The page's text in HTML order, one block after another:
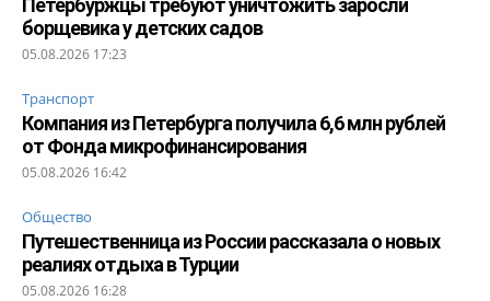
борщевика у детских садов
05.08.2026 17:23
Транспорт
Компания из Петербурга получила 6,6 млн рублей
от Фонда микрофинансирования
05.08.2026 16:42
Общество
Путешественница из России рассказала о новых
реалиях отдыха в Турции
05.08.2026 16:28